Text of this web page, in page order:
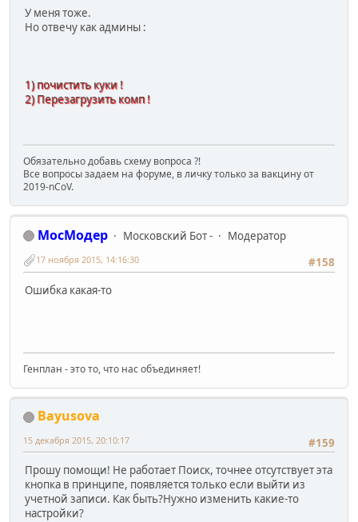
У меня тоже.
Но отвечу как админы :
1) почистить куки !
2) Перезагрузить комп !
Обязательно добавь схему вопроса ?!
Все вопросы задаем на форуме, в личку только за вакцину от
2019-nCoV.
МосМодер Московский Бот -
Модератор
#158
17 ноября 2015, 14:16:30
Ошибка какая-то
Генплан - это то, что нас объединяет!
Bayusova
#159
15 декабря 2015, 20:10:17
Прошу помощи! Не работает Поиск, точнее отсутствует эта
кнопка в принципе, появляется только если выйти из
учетной записи. Как быть?Нужно изменить какие-то
настройки?